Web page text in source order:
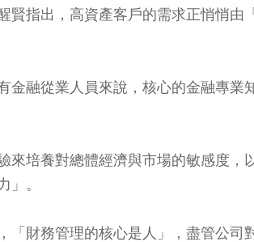
指出，高資產客戶的需求正悄悄
融從業人員來說，核心的金融專
培養對總體經濟與市場的敏感度
」。
財務管理的核心是人」，盡管公